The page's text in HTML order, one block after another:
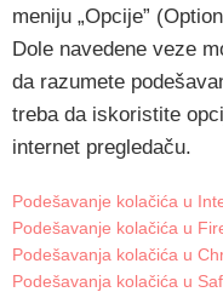
meniju „Opcije”
Dole navedene veze
da razumete
treba da iskoristite
internet pregledaču.
Podešavanje kolačića u
Podešavanje kolačića u
Podešavanja kolačića u
Podešavanja kolačića u